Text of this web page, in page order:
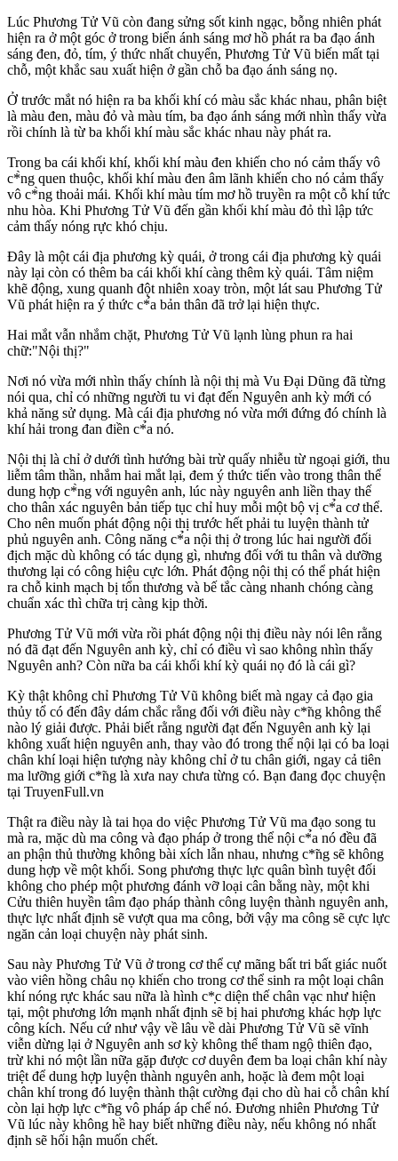
Lúc Phương Tử Vũ còn đang sửng sốt kinh ngạc, bỗng nhiên phát
hiện ra ở một góc ở trong biển ánh sáng mơ hồ phát ra ba đạo ánh
sáng đen, đỏ, tím, ý thức nhất chuyển, Phương Tử Vũ biến mất tại
chỗ, một khắc sau xuất hiện ở gần chỗ ba đạo ánh sáng nọ.
Ở trước mắt nó hiện ra ba khối khí có màu sắc khác nhau, phân biệt
là màu đen, màu đỏ và màu tím, ba đạo ánh sáng mới nhìn thấy vừa
rồi chính là từ ba khối khí màu sắc khác nhau này phát ra.
Trong ba cái khối khí, khối khí màu đen khiến cho nó cảm thấy vô
c*̀ng quen thuộc, khối khí màu đen âm lãnh khiến cho nó cảm thấy
vô c*̀ng thoải mái. Khối khí màu tím mơ hồ truyền ra một cỗ khí tức
nhu hòa. Khi Phương Tử Vũ đến gần khối khí màu đỏ thì lập tức
cảm thấy nóng rực khó chịu.
Đây là một cái địa phương kỳ quái, ở trong cái địa phương kỳ quái
này lại còn có thêm ba cái khối khí càng thêm kỳ quái. Tâm niệm
khẽ động, xung quanh đột nhiên xoay tròn, một lát sau Phương Tử
Vũ phát hiện ra ý thức c*̉a bản thân đã trở lại hiện thực.
Hai mắt vẫn nhắm chặt, Phương Tử Vũ lạnh lùng phun ra hai
chữ:"Nội thị?"
Nơi nó vừa mới nhìn thấy chính là nội thị mà Vu Đại Dũng đã từng
nói qua, chỉ có những người tu vi đạt đến Nguyên anh kỳ mới có
khả năng sử dụng. Mà cái địa phương nó vừa mới đứng đó chính là
khí hải trong đan điền c*̉a nó.
Nội thị là chỉ ở dưới tình hướng bài trừ quấy nhiễu từ ngoại giới, thu
liễm tâm thần, nhắm hai mắt lại, đem ý thức tiến vào trong thân thể
dung hợp c*̀ng với nguyên anh, lúc này nguyên anh liền thay thế
cho thân xác nguyên bản tiếp tục chỉ huy mỗi một bộ vị c*̉a cơ thể.
Cho nên muốn phát động nội thị trước hết phải tu luyện thành tử
phủ nguyên anh. Công năng c*̉a nội thị ở trong lúc hai người đối
địch mặc dù không có tác dụng gì, nhưng đối với tu thân và dưỡng
thương lại có công hiệu cực lớn. Phát động nội thị có thể phát hiện
ra chỗ kinh mạch bị tổn thương và bế tắc càng nhanh chóng càng
chuẩn xác thì chữa trị càng kịp thời.
Phương Tử Vũ mới vừa rồi phát động nội thị điều này nói lên rằng
nó đã đạt đến Nguyên anh kỳ, chỉ có điều vì sao không nhìn thấy
Nguyên anh? Còn nữa ba cái khối khí kỳ quái nọ đó là cái gì?
Kỳ thật không chỉ Phương Tử Vũ không biết mà ngay cả đạo gia
thủy tổ có đến đây dám chắc rằng đối với điều này c*̃ng không thể
nào lý giải được. Phải biết rằng người đạt đến Nguyên anh kỳ lại
không xuất hiện nguyên anh, thay vào đó trong thể nội lại có ba loại
chân khí loại hiện tượng này không chỉ ở tu chân giới, ngay cả tiên
ma lưỡng giới c*̃ng là xưa nay chưa từng có. Bạn đang đọc chuyện
tại TruyenFull.vn
Thật ra điều này là tai họa do việc Phương Tử Vũ ma đạo song tu
mà ra, mặc dù ma công và đạo pháp ở trong thể nội c*̉a nó đều đã
an phận thủ thường không bài xích lẫn nhau, nhưng c*̃ng sẽ không
dung hợp về một khối. Song phương thực lực quân bình tuyệt đối
không cho phép một phương đánh vỡ loại cân bằng này, một khi
Cửu thiên huyền tâm đạo pháp thành công luyện thành nguyên anh,
thực lực nhất định sẽ vượt qua ma công, bởi vậy ma công sẽ cực lực
ngăn cản loại chuyện này phát sinh.
Sau này Phương Tử Vũ ở trong cơ thể cự mãng bất tri bất giác nuốt
vào viên hồng châu nọ khiến cho trong cơ thể sinh ra một loại chân
khí nóng rực khác sau nữa là hình c*̣c diện thế chân vạc như hiện
tại, một phương lớn mạnh nhất định sẽ bị hai phương khác hợp lực
công kích. Nếu cứ như vậy về lâu về dài Phương Tử Vũ sẽ vĩnh
viễn dừng lại ở Nguyên anh sơ kỳ không thể tham ngộ thiên đạo,
trừ khi nó một lần nữa gặp được cơ duyên đem ba loại chân khí này
triệt để dung hợp luyện thành nguyên anh, hoặc là đem một loại
chân khí trong đó luyện thành thật cường đại cho dù hai cỗ chân khí
còn lại hợp lực c*̃ng vô pháp áp chế nó. Đương nhiên Phương Tử
Vũ lúc này không hề hay biết những điều này, nếu không nó nhất
định sẽ hối hận muốn chết.